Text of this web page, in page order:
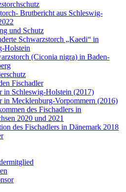
Brutbericht aus Schleswig-
und Schutz
Schwarzstorch „Kaedi“ in
Holstein
(Ciconia nigra) in Baden-
Fischadler
in Schleswig-Holstein (2017)
in Mecklenburg-Vorpommern (2016)
des Fischadlers in
2020 und 2021
des Fischadlers in Dänemark 2018